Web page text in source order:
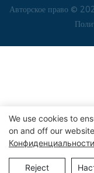
Авторское право ©
We use cookies to
on and off our
Конфиденциальности
Reject